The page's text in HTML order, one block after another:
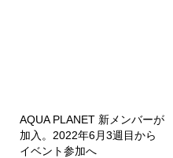
AQUA PLANET 新メンバーが
加入。2022年6月3週目から
イベント参加へ